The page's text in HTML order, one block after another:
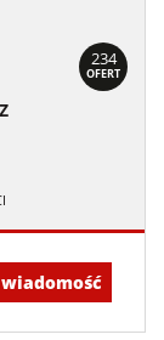
234
OFERT